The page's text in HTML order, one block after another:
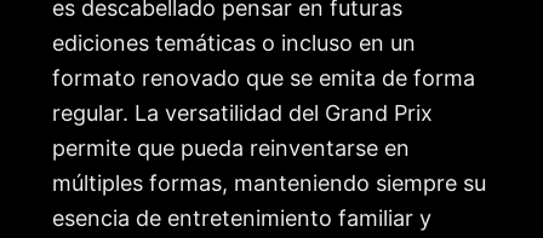
es descabellado pensar en futuras
ediciones temáticas o incluso en un
formato renovado que se emita de forma
regular. La versatilidad del Grand Prix
permite que pueda reinventarse en
múltiples formas, manteniendo siempre su
esencia de entretenimiento familiar y